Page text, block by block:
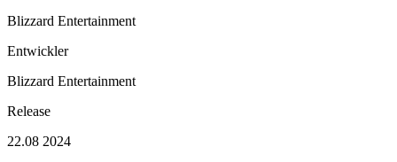
Blizzard Entertainment
Entwickler
Blizzard Entertainment
Release
22.08 2024